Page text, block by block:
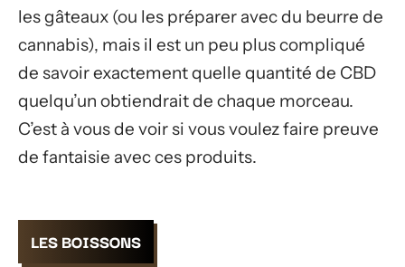
les gâteaux (ou les préparer avec du beurre de
cannabis), mais il est un peu plus compliqué
de savoir exactement quelle quantité de CBD
quelqu’un obtiendrait de chaque morceau.
C’est à vous de voir si vous voulez faire preuve
de fantaisie avec ces produits.
LES BOISSONS